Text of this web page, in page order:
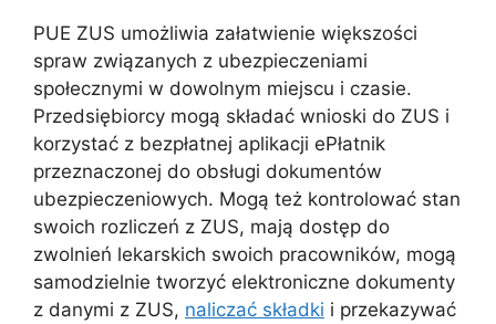
PUE ZUS umożliwia załatwienie większości
spraw związanych z ubezpieczeniami
społecznymi w dowolnym miejscu i czasie.
Przedsiębiorcy mogą składać wnioski do ZUS i
korzystać z bezpłatnej aplikacji ePłatnik
przeznaczonej do obsługi dokumentów
ubezpieczeniowych. Mogą też kontrolować stan
swoich rozliczeń z ZUS, mają dostęp do
zwolnień lekarskich swoich pracowników, mogą
samodzielnie tworzyć elektroniczne dokumenty
z danymi z ZUS, naliczać składki i przekazywać